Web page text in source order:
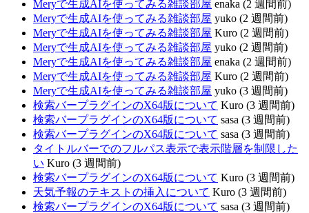
Meryで生成AIを使ってみる雑談部屋 enaka (2 週間前)
Meryで生成AIを使ってみる雑談部屋 yuko (2 週間前)
Meryで生成AIを使ってみる雑談部屋 Kuro (2 週間前)
Meryで生成AIを使ってみる雑談部屋 yuko (2 週間前)
Meryで生成AIを使ってみる雑談部屋 enaka (2 週間前)
Meryで生成AIを使ってみる雑談部屋 Kuro (2 週間前)
Meryで生成AIを使ってみる雑談部屋 yuko (3 週間前)
検索バープラグインのX64版について Kuro (3 週間前)
検索バープラグインのX64版について sasa (3 週間前)
検索バープラグインのX64版について sasa (3 週間前)
タイトルバーでのフルパス表示で表示階層を制限した
い Kuro (3 週間前)
検索バープラグインのX64版について Kuro (3 週間前)
天気予報のテキストの挿入について Kuro (3 週間前)
検索バープラグインのX64版について sasa (3 週間前)